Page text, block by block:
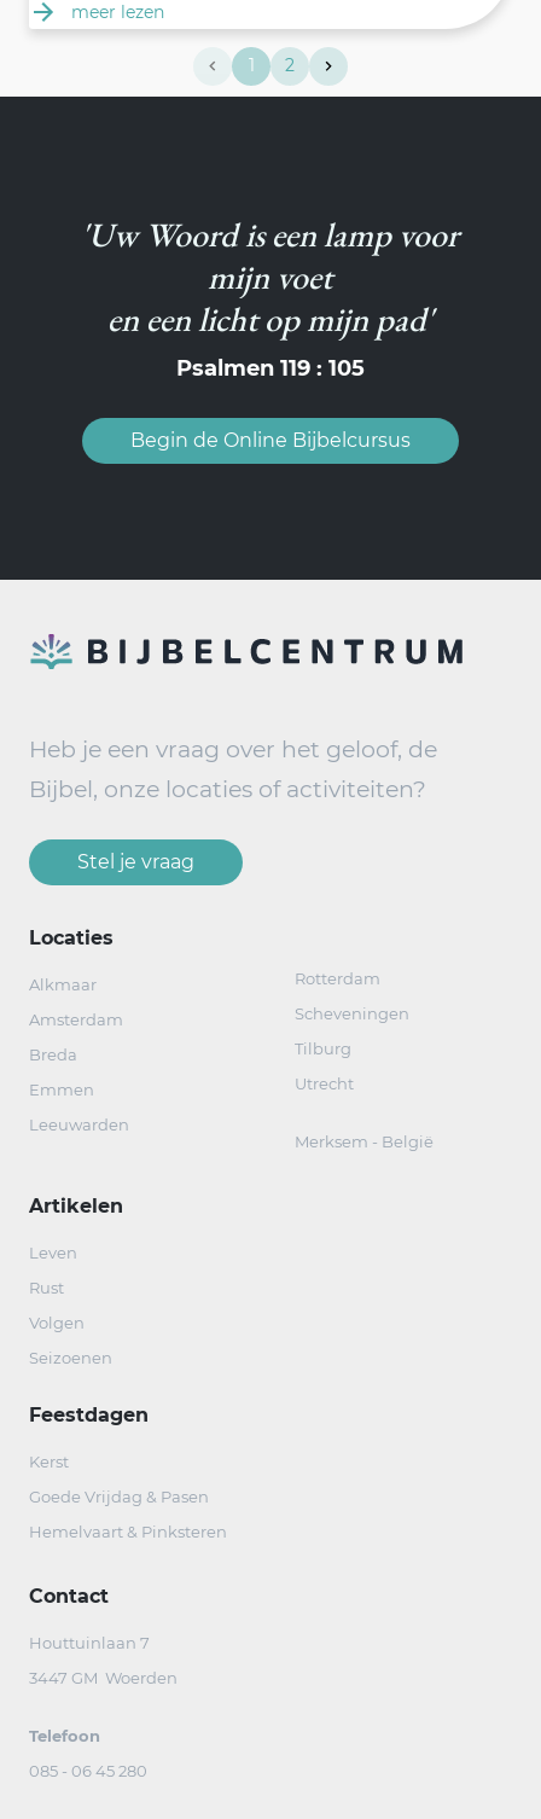
meer lezen
1 2
'Uw Woord is een lamp voor
mijn voet
en een licht op mijn pad'
Psalmen 119 : 105
Begin de Online Bijbelcursus
Heb je een vraag over het geloof, de
Bijbel, onze locaties of activiteiten?
Stel je vraag
Locaties
Alkmaar
Amsterdam
Breda
Emmen
Leeuwarden
Rotterdam
Scheveningen
Tilburg
Utrecht
Merksem - België
Artikelen
Leven
Rust
Volgen
Seizoenen
Feestdagen
Kerst
Goede Vrijdag & Pasen
Hemelvaart & Pinksteren
Contact
Houttuinlaan 7
3447 GM Woerden
Telefoon
085 - 06 45 280